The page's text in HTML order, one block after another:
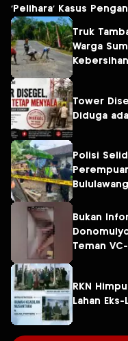
‘Pelihara’ Kasus
Truk
Warga
Kebersihan
Tower Disegel, Listrik
Polisi
Bululawang
Bukan
Teman
RKN
Lahan